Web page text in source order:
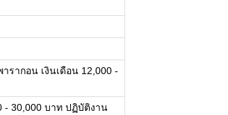
รากอน เงินเดือน 12,000 -
- 30,000 บาท ปฏิบัติงาน